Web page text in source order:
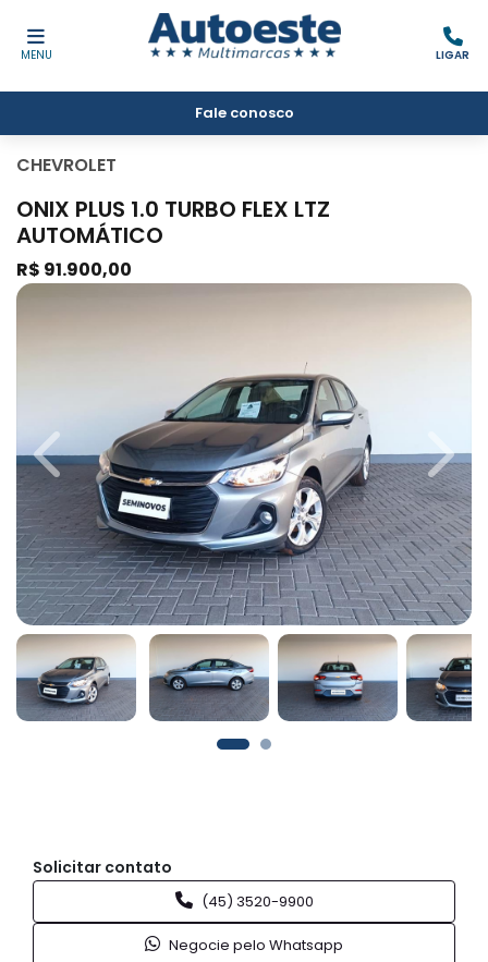
MENU LIGAR
Fale conosco
CHEVROLET
ONIX PLUS 1.0 TURBO FLEX LTZ
AUTOMÁTICO
R$ 91.900,00
Previous Next
Solicitar contato
(45) 3520-9900
Negocie pelo Whatsapp